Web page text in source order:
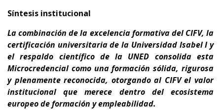
Síntesis institucional
La combinación de la excelencia formativa del CIFV, la
certificación universitaria de la Universidad Isabel I y
el respaldo científico de la UNED consolida esta
Microcredencial como una formación sólida, rigurosa
y plenamente reconocida, otorgando al CIFV el valor
institucional que merece dentro del ecosistema
europeo de formación y empleabilidad.